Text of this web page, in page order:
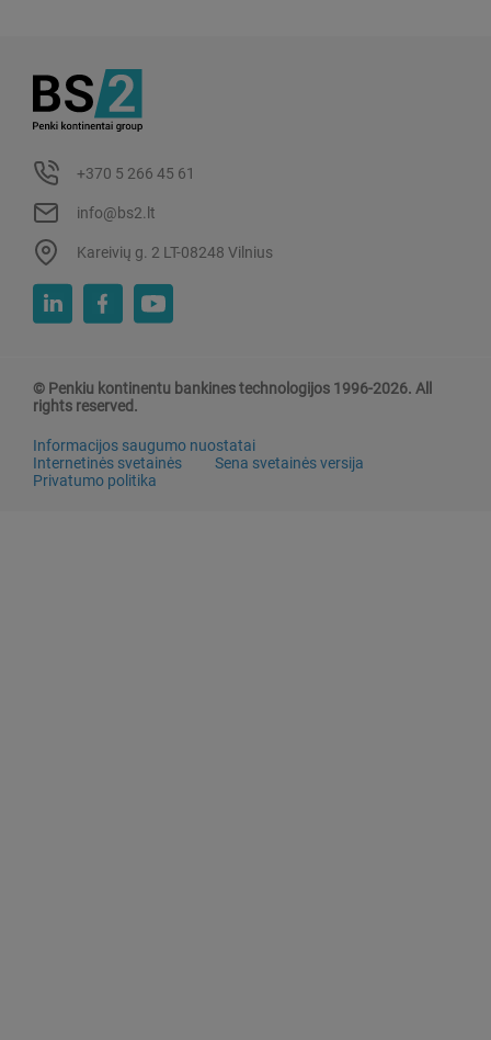
+370 5 266 45 61
info@bs2.lt
Kareivių g. 2 LT-08248 Vilnius
© Penkiu kontinentu bankines technologijos 1996-2026. All
rights reserved.
Informacijos saugumo nuostatai
Internetinės svetainės
Sena svetainės versija
Privatumo politika